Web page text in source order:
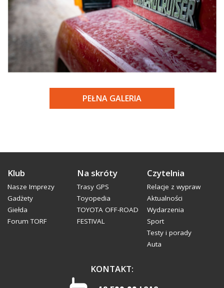
PEŁNA GALERIA
Klub
Nasze Imprezy
Gadżety
Giełda
Forum TORF
Na skróty
Trasy GPS
Toyopedia
TOYOTA OFF-ROAD
FESTIVAL
Czytelnia
Relacje z wypraw
Aktualności
Wydarzenia
Sport
Testy i porady
Auta
KONTAKT: